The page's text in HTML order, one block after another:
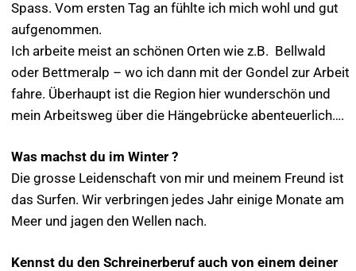
Spass. Vom ersten Tag an fühlte ich mich wohl und gut
aufgenommen.
Ich arbeite meist an schönen Orten wie z.B. Bellwald
oder Bettmeralp – wo ich dann mit der Gondel zur Arbeit
fahre. Überhaupt ist die Region hier wunderschön und
mein Arbeitsweg über die Hängebrücke abenteuerlich….
Was machst du im Winter ?
Die grosse Leidenschaft von mir und meinem Freund ist
das Surfen. Wir verbringen jedes Jahr einige Monate am
Meer und jagen den Wellen nach.
Kennst du den Schreinerberuf auch von einem deiner